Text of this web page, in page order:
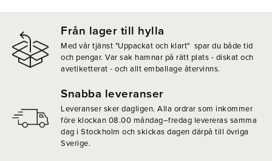
Från lager till hylla
Med vår tjänst "Uppackat och klart" spar du både tid
och pengar. Var sak hamnar på rätt plats - diskat och
avetiketterat - och allt emballage återvinns.
Snabba leveranser
Leveranser sker dagligen. Alla ordrar som inkommer
före klockan 08.00 måndag–fredag levereras samma
dag i Stockholm och skickas dagen därpå till övriga
Sverige.